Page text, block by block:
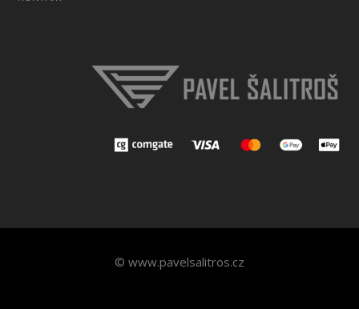
© www.pavelsalitros.cz